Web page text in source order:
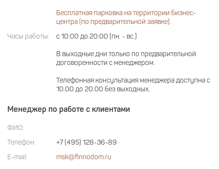
Бесплатная парковка на территории бизнес-
центра (по предварительной заявке).
Часы работы:
с 10:00 до 20:00 (пн. - вс.)
В выходные дни только по предварительной
договоренности с менеджером.
Телефонная консультация менеджера доступна с
10.00 до 20.00 без выходных.
Менеджер по работе с клиентами
ФИО:
Телефон:
+7 (495) 128-36-89
E-mail:
msk@finnodom.ru